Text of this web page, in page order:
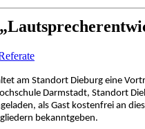
am Standort Dieburg eine
Darmstadt, Standort
als Gast kostenfrei an
bekanntgeben.